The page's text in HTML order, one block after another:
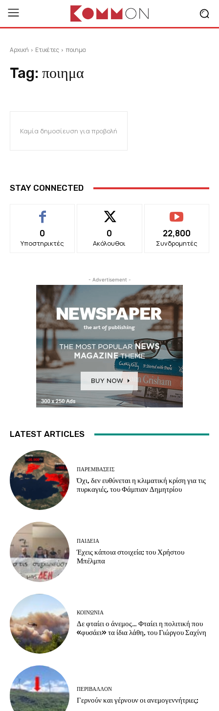
Αρχική Ετικέτες ποιημα
Tag: ποιημα
Καμία δημοσίευση για προβολή
STAY CONNECTED
0
Υποστηρικτές
0
Ακόλουθοι
22,800
Συνδρομητές
- Advertisement -
LATEST ARTICLES
ΠΑΡΕΜΒΑΣΕΙΣ
Όχι, δεν ευθύνεται η κλιματική κρίση για τις
πυρκαγιές, του Φάμπιαν Δημητρίου
ΠΑΙΔΕΙΑ
Έχεις κάποια στοιχεία; του Χρήστου
Μπέλμπα
ΚΟΙΝΩΝΙΑ
Δε φταίει ο άνεμος… Φταίει η πολιτική που
«φυσάει» τα ίδια λάθη, του Γιώργου Σαχίνη
ΠΕΡΙΒΆΛΛΟΝ
Γερνούν και γέρνουν οι ανεμογεννήτριες;